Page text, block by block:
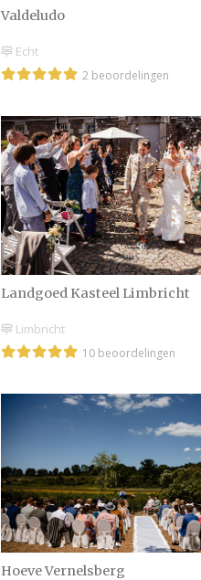
Valdeludo
Echt
2 beoordelingen
Landgoed Kasteel Limbricht
Limbricht
10 beoordelingen
Hoeve Vernelsberg